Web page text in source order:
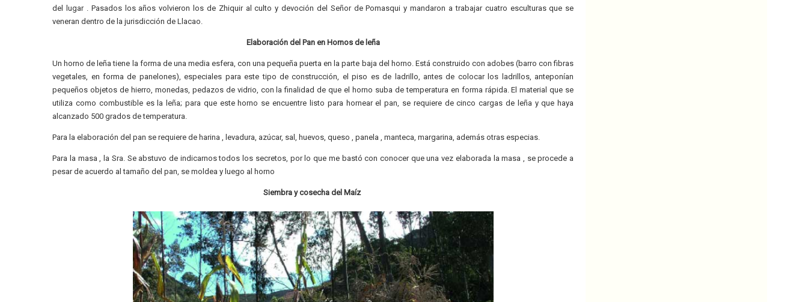
del lugar . Pasados los años volvieron los de Zhiquir al culto y devoción del Señor de Pomasqui y mandaron a trabajar cuatro esculturas que se
veneran dentro de la jurisdicción de Llacao.
Elaboración del Pan en Hornos de leña
Un horno de leña tiene la forma de una media esfera, con una pequeña puerta en la parte baja del horno. Está construido con adobes (barro con fibras
vegetales, en forma de panelones), especiales para este tipo de construcción, el piso es de ladrillo, antes de colocar los ladrillos, anteponían
pequeños objetos de hierro, monedas, pedazos de vidrio, con la finalidad de que el horno suba de temperatura en forma rápida. El material que se
utiliza como combustible es la leña; para que este horno se encuentre listo para hornear el pan, se requiere de cinco cargas de leña y que haya
alcanzado 500 grados de temperatura.
Para la elaboración del pan se requiere de harina , levadura, azúcar, sal, huevos, queso , panela , manteca, margarina, además otras especias.
Para la masa , la Sra. Se abstuvo de indicarnos todos los secretos, por lo que me bastó con conocer que una vez elaborada la masa , se procede a
pesar de acuerdo al tamaño del pan, se moldea y luego al horno
Siembra y cosecha del Maíz